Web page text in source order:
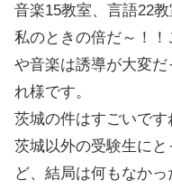
音楽15教室、言語22教
私のときの倍だ～！
や音楽は誘導が大変
れ様です。
茨城の件はすごいです
茨城以外の受験生に
ど、結局は何もなか